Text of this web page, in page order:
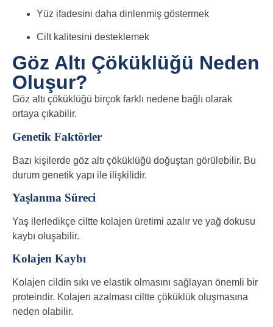
Yüz ifadesini daha dinlenmiş göstermek
Cilt kalitesini desteklemek
Göz Altı Çöküklüğü Neden
Oluşur?
Göz altı çöküklüğü birçok farklı nedene bağlı olarak
ortaya çıkabilir.
Genetik Faktörler
Bazı kişilerde göz altı çöküklüğü doğuştan görülebilir. Bu
durum genetik yapı ile ilişkilidir.
Yaşlanma Süreci
Yaş ilerledikçe ciltte kolajen üretimi azalır ve yağ dokusu
kaybı oluşabilir.
Kolajen Kaybı
Kolajen cildin sıkı ve elastik olmasını sağlayan önemli bir
proteindir. Kolajen azalması ciltte çöküklük oluşmasına
neden olabilir.